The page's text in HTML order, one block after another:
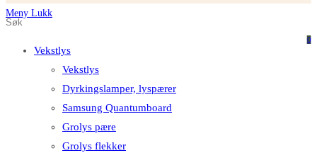
0
Meny Lukk
Søk
å
lukke
Vekstlys
Vekstlys
Dyrkingslamper, lyspærer
Samsung Quantumboard
Grolys pære
Grolys flekker